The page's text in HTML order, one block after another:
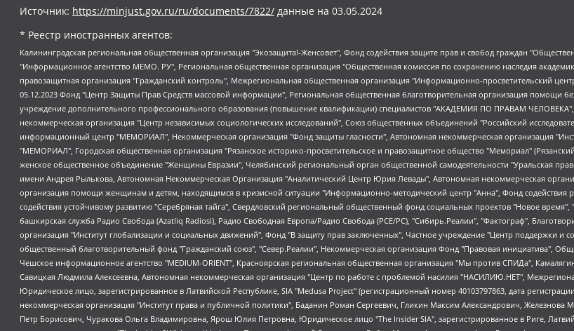
Источник: https://minjust.gov.ru/ru/documents/7822/ данные на 03.05.2024
* Реестр иностранных агентов:
Калининградская региональная общественная организация "Экозащита!-Женсовет", Фонд содействия защите прав и свобод граждан "Общественный вердикт", Фонд "Институт Развития Свободы Информации", Частное учреждение "Информационное агентство МЕМО. РУ", Региональная общественная организация "Общественная комиссия по сохранению наследия академика Сахарова", Фонд поддержки свободы прессы, Санкт-Петербургская общественная правозащитная организация "Гражданский контроль", Межрегиональная общественная организация "Информационно-просветительский центр "Мемориал", Региональный Фонд "Центр Защиты Прав Средств Массовой Информации", с 05.12.2023 Фонд "Центр Защиты Прав Средств массовой информации", Региональная общественная благотворительная организация помощи беженцам и мигрантам "Гражданское содействие", Негосударственное образовательное учреждение дополнительного профессионального образования (повышение квалификации) специалистов "АКАДЕМИЯ ПО ПРАВАМ ЧЕЛОВЕКА", Свердловская региональная общественная организация "Сутяжник", Автономная некоммерческая организация "Центр независимых социологических исследований", Союз общественных объединений "Российский исследовательский центр по правам человека", Региональное общественное учреждение научно-информационный центр "МЕМОРИАЛ", Некоммерческая организация "Фонд защиты гласности", Автономная некоммерческая организация "Институт прав человека", Городская общественная организация "Екатеринбургское общество "МЕМОРИАЛ", Городская общественная организация "Рязанское историко-просветительское и правозащитное общество "Мемориал" (Рязанский Мемориал), Челябинский региональный орган общественной самодеятельности – женское общественное объединение "Женщины Евразии", Челябинский региональный орган общественной самодеятельности "Уральская правозащитная группа", Фонд содействия защите здоровья и социальной справедливости имени Андрея Рылькова, Автономная Некоммерческая Организация "Аналитический Центр Юрия Левады", Автономная некоммерческая организация социальной поддержки населения "Проект Апрель", Региональная общественная организация помощи женщинам и детям, находящимся в кризисной ситуации "Информационно-методический центр "Анна", Фонд содействия развитию массовых коммуникаций и правовому просвещению "Так-так-Так", Фонд содействия устойчивому развитию "Серебряная тайга", Свердловский региональный общественный фонд социальных проектов "Новое время", "Idel.Реалии", Кавказ.Реалии, Крым.Реалии, Телеканал Настоящее Время, Татаро-башкирская служба Радио Свобода (Azatliq Radiosi), Радио Свободная Европа/Радио Свобода (PCE/PC), "Сибирь.Реалии", "Фактограф", Благотворительный фонд помощи осужденным и их семьям, Автономная некоммерческая организация "Институт глобализации и социальных движений", Фонд "В защиту прав заключенных", Частное учреждение "Центр поддержки и содействия развитию средств массовой информации", Пензенский региональный общественный благотворительный фонд "Гражданский союз", "Север.Реалии", Некоммерческая организация Фонд "Правовая инициатива", Общество с ограниченной ответственностью "Радио Свободная Европа/Радио Свобода", Чешское информационное агентство "MEDIUM-ORIENT", Красноярская региональная общественная организация "Мы против СПИДа", Камалягин Денис Николаевич, Маркелов Сергей Евгеньевич, Пономарев Лев Александрович, Савицкая Людмила Алексеевна, Автономная некоммерческая организация "Центр по работе с проблемой насилия "НАСИЛИЮ.НЕТ", Межрегиональный профессиональный союз работников здравоохранения "Альянс врачей", Юридическое лицо, зарегистрированное в Латвийской Республике, SIA "Medusa Project" (регистрационный номер 40103797863, дата регистрации 10.06.2014), Некоммерческая организация "Фонд по борьбе с коррупцией", Автономная некоммерческая организация "Институт права и публичной политики", Баданин Роман Сергеевич, Гликин Максим Александрович, Железнова Мария Михайловна, Лукьянова Юлия Сергеевна, Маетная Елизавета Витальевна, Маняхин Петр Борисович, Чуракова Ольга Владимировна, Ярош Юлия Петровна, Юридическое лицо "The Insider SIA", зарегистрированное в Риге, Латвийская Республика (дата регистрации 26.06.2015), являющееся администратором доменного имени интернет-издания "The Insider SIA", https://theins.ru, Постернак Алексей Евгеньевич, Рубин Михаил Аркадьевич, Анин Роман Александрович, Юридическое лицо Istories fonds, зарегистрированное в Латвийской Республике (регистрационный номер 50008295751, дата регистрации 24.02.2020), Великовский Дмитрий Александрович, Долинина Ирина Николаевна, Мароховская Алеся Алексеевна, Шлейнов Роман Юрьевич, Шмагун Олеся Валентиновна, Общество с ограниченной ответственностью "Альтаир 2021", Общество с ограниченной ответственностью "Вега 2021", Общество с ограниченной ответственностью "Главный редактор 2021", Общество с ограниченной ответственностью "Ромашки монолит", Важенков Артем Валерьевич, Ивановская областная общественная организация "Центр гендерных исследований", Гурман Юрий Альбертович, Медиапроект "ОВД-Инфо", Егоров Владимир Владимирович, Жилинский Владимир Александрович, Общество с ограниченной ответственностью "ЗП", Иванова София Юрьевна, Карезина Инна Павловна, Кильтау Екатерина Викторовна, Петров Алексей Викторович, Пискунов Сергей Евгеньевич, Смирнов Сергей Сергеевич, Тихонов Михаил Сергеевич, Общество с ограниченной ответственностью "ЖУРНАЛИСТ-ИНОСТРАННЫЙ АГЕНТ", Арапова Галина Юрьевна, Вольтская Татьяна Анатольевна, Американская компания "Mason G.E.S. Anonymous Foundation" (США), являющаяся владельцем интернет-издания https://mnews.world/, Компания "Stichting Bellingcat", зарегистрированная в Нидерландах (дата регистрации 11.07.2018), Захаров Андрей Вячеславович, Клепиковская Екатерина Дмитриевна, Общество с ограниченной ответственностью "МЕМО", Перл Роман Александрович, Симонов Евгений Алексеевич, Соловьева Елена Анатольевна, Сотников Даниил Владимирович, Сурначева Елизавета Дмитриевна, Автономная некоммерческая организация по защите прав человека и информированию населения "Якутия – Наше Мнение", Общество с ограниченной ответственностью "Москоу диджитал медиа", с 26.01.2023 Общество с ограниченной ответственностью "Чайка Белые сады", Ветошкина Валерия Валерьевна, Заговора Максим